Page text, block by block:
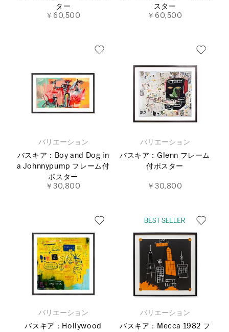
ター
￥60,500
スター
￥60,500
バリエーション
バスキア：Boy and Dog in
a Johnnypump フレーム付
ポスター
￥30,800
バリエーション
バスキア：Glenn フレーム
付ポスター
￥30,800
バリエーション
バスキア：Hollywood
バリエーション
バスキア：Mecca 1982 フ